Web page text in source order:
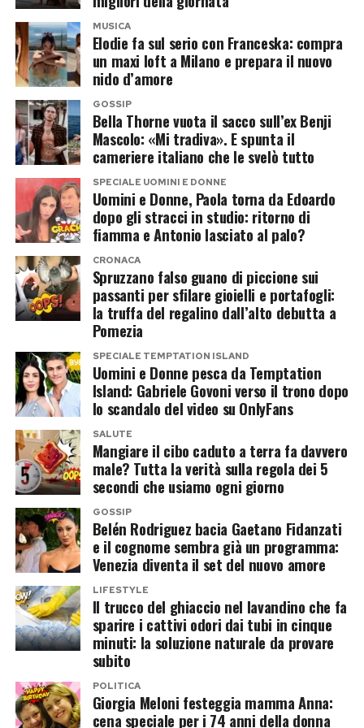
dedicato (
volontari.milanopride.it
mano a gestire la sfilata e fare la differenza nel
giorno più colorato dell’anno.
Post Views: 912
immagini esibite durante il corteo, giudicandole
eccessive e di cattivo gusto. Dall’altra chi ha
ricordato come tanto Musk quanto Rowling
siano diventati negli ultimi anni bersagli
privilegiati delle associazioni LGBTQ+ a causa
delle loro posizioni sulle persone transgender e
di numerose dichiarazioni considerate divisive.
Le accuse a Musk e Rowling e il
clima sempre più acceso
La polemica, infatti, si inserisce in uno scontro
culturale che dura ormai da tempo. J.K. Rowling
è stata più volte contestata per le sue prese di
posizione sul tema dell’identità di genere,
mentre Elon Musk ha trasformato X in una
piattaforma che ospita spesso battaglie
politiche e culturali molto polarizzanti.
Non a caso, le immagini del Pride hanno
generato reazioni opposte. Per alcuni si tratta di
una forma di satira politica. Per altri, invece, il
ricorso a simboli così forti rappresenta
un’escalation che rischia di alimentare
ulteriormente un clima già estremamente teso.
Sui social la polemica si ritorce
contro il braccio destro di Musk
spento la discussione. Anzi. Molti utenti hanno
ricordato come lo stesso referente italiano di
MUSICA
Elodie fa sul serio con Franceska: compra
un maxi loft a Milano e prepara il nuovo
nido d’amore
GOSSIP
Bella Thorne vuota il sacco sull’ex Benji
Mascolo: «Mi tradiva». E spunta il
cameriere italiano che le svelò tutto
SPECIALE UOMINI E DONNE
Uomini e Donne, Paola torna da Edoardo
dopo gli stracci in studio: ritorno di
fiamma e Antonio lasciato al palo?
CRONACA
Spruzzano falso guano di piccione sui
passanti per sfilare gioielli e portafogli:
la truffa del regalino dall’alto debutta a
Pomezia
SPECIALE TEMPTATION ISLAND
Uomini e Donne pesca da Temptation
Island: Gabriele Govoni verso il trono dopo
lo scandalo del video su OnlyFans
SALUTE
Mangiare il cibo caduto a terra fa davvero
male? Tutta la verità sulla regola dei 5
secondi che usiamo ogni giorno
GOSSIP
Belén Rodriguez bacia Gaetano Fidanzati
e il cognome sembra già un programma:
Venezia diventa il set del nuovo amore
LIFESTYLE
Il trucco del ghiaccio nel lavandino che fa
sparire i cattivi odori dai tubi in cinque
minuti: la soluzione naturale da provare
subito
POLITICA
Giorgia Meloni festeggia mamma Anna:
cena speciale per i 74 anni della donna